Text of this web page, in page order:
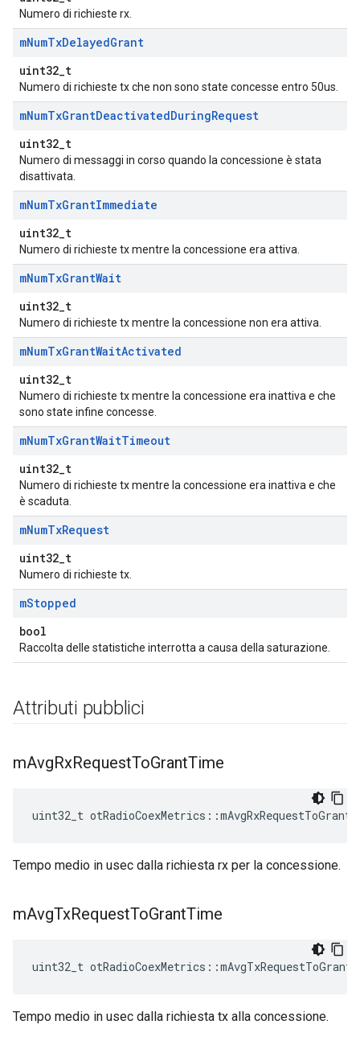
Numero di richieste rx.
mNumTxDelayedGrant
uint32_t
Numero di richieste tx che non sono state concesse entro 50us.
mNumTxGrantDeactivatedDuringRequest
uint32_t
Numero di messaggi in corso quando la concessione è stata
disattivata.
mNumTxGrantImmediate
uint32_t
Numero di richieste tx mentre la concessione era attiva.
mNumTxGrantWait
uint32_t
Numero di richieste tx mentre la concessione non era attiva.
mNumTxGrantWaitActivated
uint32_t
Numero di richieste tx mentre la concessione era inattiva e che
sono state infine concesse.
mNumTxGrantWaitTimeout
uint32_t
Numero di richieste tx mentre la concessione era inattiva e che
è scaduta.
mNumTxRequest
uint32_t
Numero di richieste tx.
mStopped
bool
Raccolta delle statistiche interrotta a causa della saturazione.
Attributi pubblici
mAvgRxRequestToGrantTime
uint32_t otRadioCoexMetrics ::
Tempo medio in usec dalla richiesta rx per la concessione.
mAvgTxRequestToGrantTime
uint32_t otRadioCoexMetrics ::
Tempo medio in usec dalla richiesta tx alla concessione.